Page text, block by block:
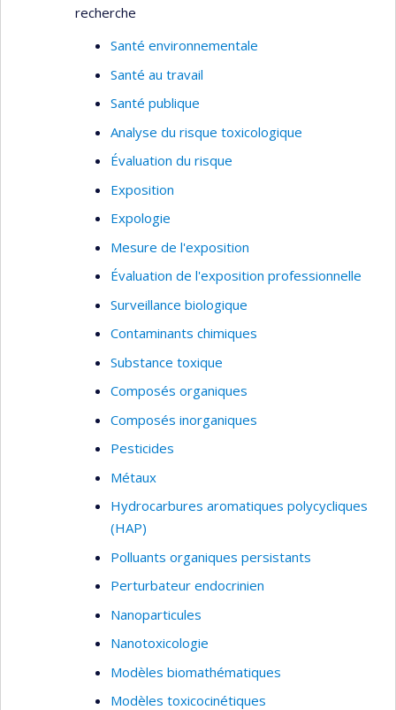
recherche
Santé environnementale
Santé au travail
Santé publique
Analyse du risque toxicologique
Évaluation du risque
Exposition
Expologie
Mesure de l'exposition
Évaluation de l'exposition professionnelle
Surveillance biologique
Contaminants chimiques
Substance toxique
Composés organiques
Composés inorganiques
Pesticides
Métaux
Hydrocarbures aromatiques polycycliques
(HAP)
Polluants organiques persistants
Perturbateur endocrinien
Nanoparticules
Nanotoxicologie
Modèles biomathématiques
Modèles toxicocinétiques